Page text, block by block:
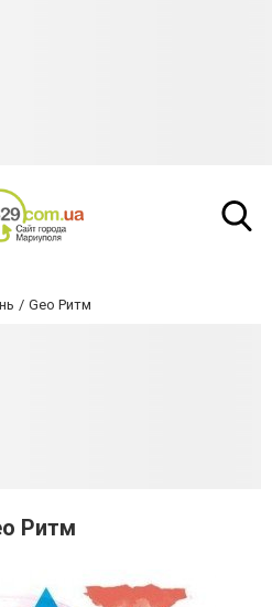
Geo Ритм
Ритм